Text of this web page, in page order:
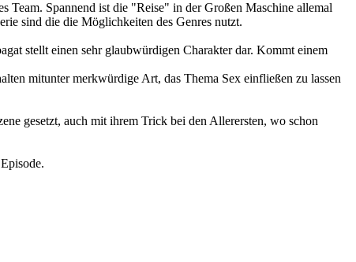
Team. Spannend ist die "Reise" in der Großen Maschine allemal
sind die die Möglichkeiten des Genres nutzt.
stellt einen sehr glaubwürdigen Charakter dar. Kommt einem
mitunter merkwürdige Art, das Thema Sex einfließen zu lassen
gesetzt, auch mit ihrem Trick bei den Allerersten, wo schon